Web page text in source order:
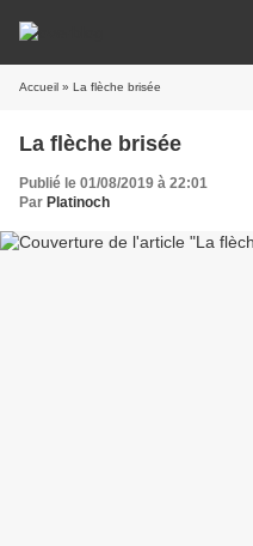
Accueil » La flèche brisée
La flèche brisée
Publié le 01/08/2019 à 22:01
Par Platinoch